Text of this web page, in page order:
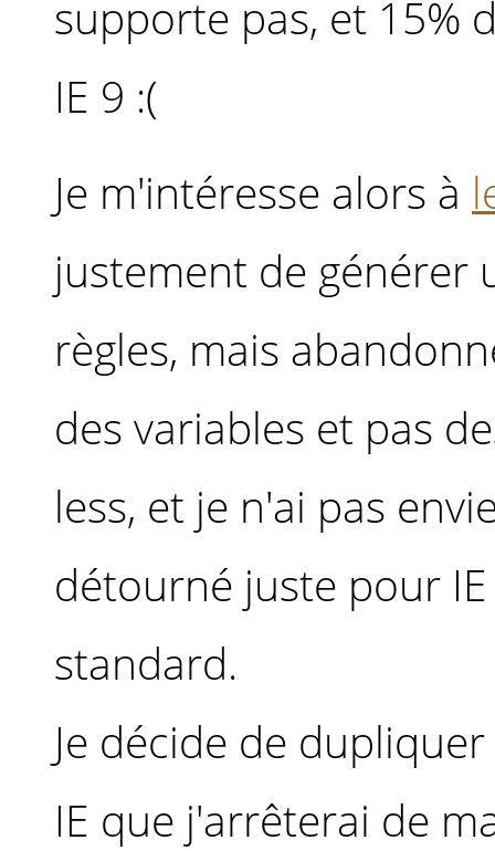
supporte pas, et 15%
IE 9 :(
Je m'intéresse alors à
justement de générer
règles, mais
des variables et pas
less, et je n'ai pas
détourné juste pour
standard.
Je décide de
IE que j'arrêterai de